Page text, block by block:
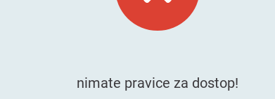
nimate pravice za dostop!